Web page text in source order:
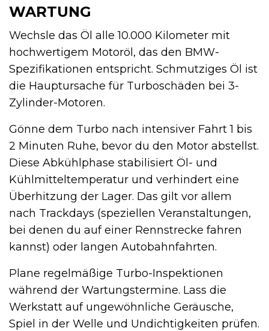
WARTUNG
Wechsle das Öl alle 10.000 Kilometer mit
hochwertigem Motoröl, das den BMW-
Spezifikationen entspricht. Schmutziges Öl ist
die Hauptursache für Turboschäden bei 3-
Zylinder-Motoren.
Gönne dem Turbo nach intensiver Fahrt 1 bis
2 Minuten Ruhe, bevor du den Motor abstellst.
Diese Abkühlphase stabilisiert Öl- und
Kühlmitteltemperatur und verhindert eine
Überhitzung der Lager. Das gilt vor allem
nach Trackdays (speziellen Veranstaltungen,
bei denen du auf einer Rennstrecke fahren
kannst) oder langen Autobahnfahrten.
Plane regelmäßige Turbo-Inspektionen
während der Wartungstermine. Lass die
Werkstatt auf ungewöhnliche Geräusche,
Spiel in der Welle und Undichtigkeiten prüfen.